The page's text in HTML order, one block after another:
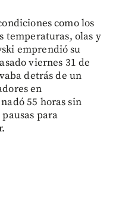
como los
temperaturas, olas y
emprendió su
viernes 31 de
detrás de un
en
55 horas sin
para